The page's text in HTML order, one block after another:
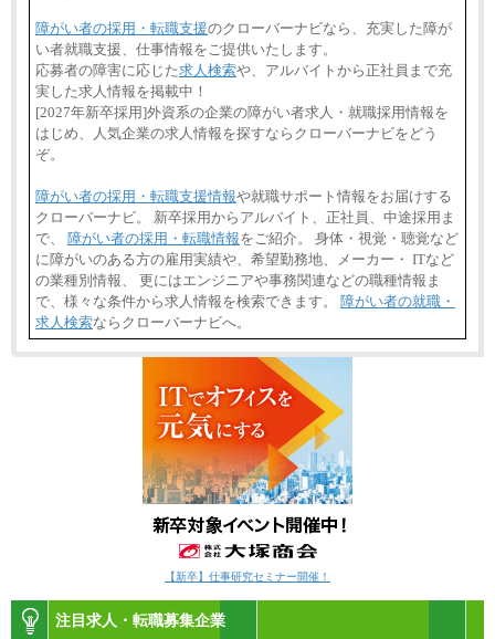
障がい者の採用・転職支援のクローバーナビなら、充実した障が
い者就職支援、仕事情報をご提供いたします。
応募者の障害に応じた求人検索や、アルバイトから正社員まで充
実した求人情報を掲載中！
[2027年新卒採用]外資系の企業の障がい者求人・就職採用情報を
はじめ、人気企業の求人情報を探すならクローバーナビをどう
ぞ。
障がい者の採用・転職支援情報や就職サポート情報をお届けする
クローバーナビ。 新卒採用からアルバイト、正社員、中途採用ま
で、 障がい者の採用・転職情報をご紹介。 身体・視覚・聴覚など
に障がいのある方の雇用実績や、希望勤務地、メーカー・ ITなど
の業種別情報、 更にはエンジニアや事務関連などの職種情報ま
で、様々な条件から求人情報を検索できます。 障がい者の就職・
求人検索ならクローバーナビへ。
【新卒】仕事研究セミナー開催！
注目求人・転職募集企業